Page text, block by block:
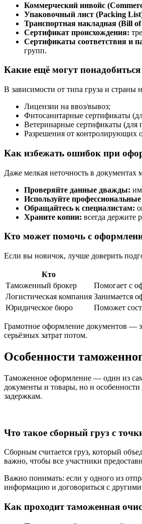
Коммерческий инвойс
Упаковочный лист (Packing
Транспортная накладная (Bill
Сертификат происхождения:
Сертификаты соответствия и
групп.
Какие ещё могут
В зависимости от типа груза и страны
Лицензии на ввоз/вывоз;
Фитосанитарные сертификаты
Ветеринарные сертификаты (для
Разрешения от контролирующих
Как избежать ошибок при
Даже мелкая неточность в документах
Проверяйте данные дважды:
Используйте
Обращайтесь к специалистам:
Храните копии: всегда держите
Кто может помочь с
Если вы новичок, лучше доверить
Кто
Таможенный брокер
Помогает с
Логистическая компания Занимается
Юридическое бюро
Поможет
Грамотное оформление документов —
серьёзных затрат потом.
Особенности
Таможенное оформление — один из
документы и товары, но и
задержкам.
Что такое сборный груз с
Сборным считается груз, который
важно, чтобы все участники
Важно понимать: если у одного из
информацию и договориться с
Как проходит таможенная